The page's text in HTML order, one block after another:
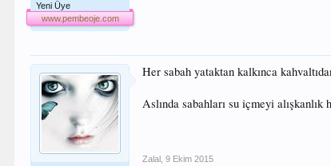
Yeni Üye
www.pembeoje.com
Her sabah yataktan kalkınca
Aslında sabahları su içmeyi
Zalal 9 Ekim 2015